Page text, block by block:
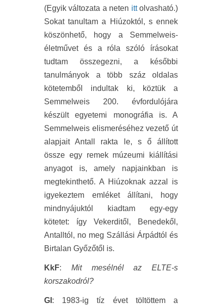
(Egyik változata a neten ittolvasható.)
Sokat tanultam a Hiúzoktól, s ennek
köszönhető, hogy a Semmelweis-
életművet és a róla szóló írásokat
tudtam összegezni, a későbbi
tanulmányok a több száz oldalas
kötetemből indultak ki, köztük a
Semmelweis 200. évfordulójára
készült egyetemi monográfia is. A
Semmelweis elismeréséhez vezető út
alapjait Antall rakta le, s ő állított
össze egy remek múzeumi kiállítási
anyagot is, amely napjainkban is
megtekinthető. A Hiúzoknak azzal is
igyekeztem emléket állítani, hogy
mindnyájuktól kiadtam egy-egy
kötetet: így Vekerditől, Benedekől,
Antalltól, no meg Szállási Árpádtól és
Birtalan Győzőtől is.
KkF: Mit mesélnél az ELTE-s
korszakodról?
GI : 1983-ig tíz évet töltöttem a